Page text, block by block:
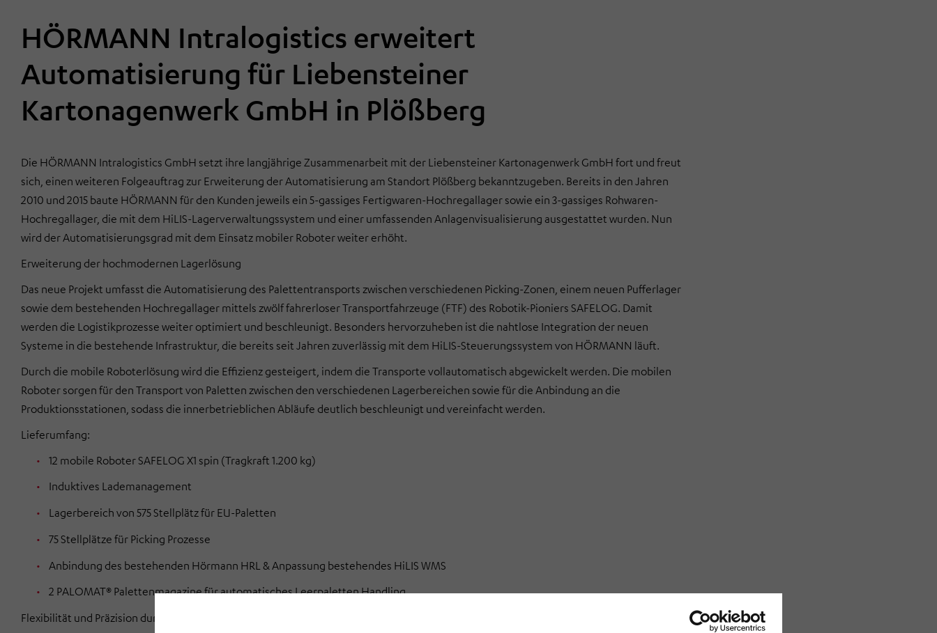
HÖRMANN Intralogistics erweitert
Automatisierung für Liebensteiner
Kartonagenwerk GmbH in Plößberg
Die HÖRMANN Intralogistics GmbH setzt ihre langjährige Zusammenarbeit mit der Liebensteiner Kartonagenwerk GmbH fort und freut
sich, einen weiteren Folgeauftrag zur Erweiterung der Automatisierung am Standort Plößberg bekanntzugeben. Bereits in den Jahren
2010 und 2015 baute HÖRMANN für den Kunden jeweils ein 5-gassiges Fertigwaren-Hochregallager sowie ein 3-gassiges Rohwaren-
Hochregallager, die mit dem HiLIS-Lagerverwaltungssystem und einer umfassenden Anlagenvisualisierung ausgestattet wurden. Nun
wird der Automatisierungsgrad mit dem Einsatz mobiler Roboter weiter erhöht.
Erweiterung der hochmodernen Lagerlösung
Das neue Projekt umfasst die Automatisierung des Palettentransports zwischen verschiedenen Picking-Zonen, einem neuen Pufferlager
sowie dem bestehenden Hochregallager mittels zwölf fahrerloser Transportfahrzeuge (FTF) des Robotik-Pioniers SAFELOG. Damit
werden die Logistikprozesse weiter optimiert und beschleunigt. Besonders hervorzuheben ist die nahtlose Integration der neuen
Systeme in die bestehende Infrastruktur, die bereits seit Jahren zuverlässig mit dem HiLIS-Steuerungssystem von HÖRMANN läuft.
Durch die mobile Roboterlösung wird die Effizienz gesteigert, indem die Transporte vollautomatisch abgewickelt werden. Die mobilen
Roboter sorgen für den Transport von Paletten zwischen den verschiedenen Lagerbereichen sowie für die Anbindung an die
Produktionsstationen, sodass die innerbetrieblichen Abläufe deutlich beschleunigt und vereinfacht werden.
Lieferumfang:
12 mobile Roboter SAFELOG X1 spin (Tragkraft 1.200 kg)
Induktives Lademanagement
Lagerbereich von 575 Stellplätz für EU-Paletten
75 Stellplätze für Picking Prozesse
Anbindung des bestehenden Hörmann HRL & Anpassung bestehendes HiLIS WMS
2 PALOMAT® Palettenmagazine für automatisches Leerpaletten Handling
Flexibilität und Präzision durch mobile Roboter